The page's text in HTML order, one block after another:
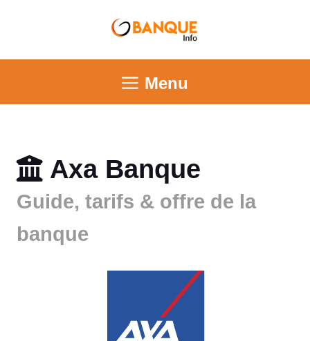
Menu
Axa Banque
Guide, tarifs & offre de la
banque